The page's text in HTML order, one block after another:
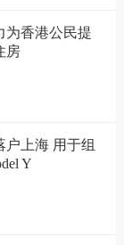
为香港公民提
房
户上海 用于组
Y